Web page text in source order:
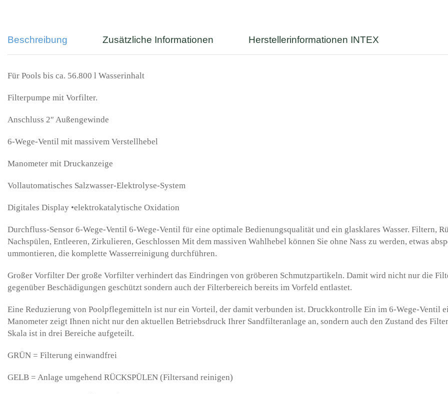
Beschreibung Zusätzliche Informationen Herstellerinformationen INTEX
Für Pools bis ca. 56.800 l Wasserinhalt
Filterpumpe mit Vorfilter.
Anschluss 2″ Außengewinde
6-Wege-Ventil mit massivem Verstellhebel
Manometer mit Druckanzeige
Vollautomatisches Salzwasser-Elektrolyse-System
Digitales Display •elektrokatalytische Oxidation
Durchfluss-Sensor 6-Wege-Ventil 6-Wege-Ventil für eine optimale Bedienungsqualität und ein glasklares Wasser. Filtern,
Nachspülen, Entleeren, Zirkulieren, Geschlossen Mit dem massiven Wahlhebel können Sie ohne Nass zu werden, etwas
ummontieren, die komplette Wasserreinigung durchführen.
Großer Vorfilter Der große Vorfilter verhindert das Eindringen von gröberen Schmutzpartikeln. Damit wird nicht nur die
gegenüber Beschädigungen geschützt sondern auch der Filterbereich bereits im Vorfeld entlastet.
Eine Reduzierung von Poolpflegemitteln ist nur ein Vorteil, der damit verbunden ist. Druckkontrolle Ein im 6-Wege-Ventil
Manometer zeigt Ihnen nicht nur den aktuellen Betriebsdruck Ihrer Sandfilteranlage an, sondern auch den Zustand des
Skala ist in drei Bereiche aufgeteilt.
GRÜN = Filterung einwandfrei
GELB = Anlage umgehend RÜCKSPÜLEN (Filtersand reinigen)